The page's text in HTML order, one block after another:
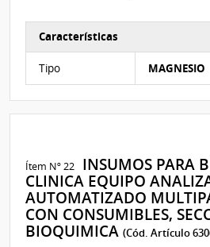
Características
Tipo MAGNESIO
Ítem Nº 22
INSUMOS PARA
CLINICA EQUIPO
AUTOMATIZADO
CON CONSUMIBLES,
BIOQUIMICA(Cód. Artículo